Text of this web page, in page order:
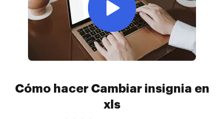
Cómo hacer Cambiar insignia en
xls